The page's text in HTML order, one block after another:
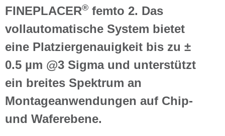
FINEPLACER® femto 2. Das
vollautomatische System bietet
eine Platziergenauigkeit bis zu ±
0.5 µm @3 Sigma und unterstützt
ein breites Spektrum an
Montageanwendungen auf Chip-
und Waferebene.